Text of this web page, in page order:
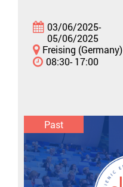
03/06/2025-
05/06/2025
Freising (Germany)
08:30- 17:00
Past